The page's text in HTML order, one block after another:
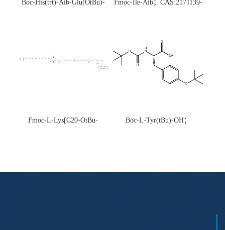
Boc-His(trt)-Aib-Glu(OtBu)-
Fmoc-Ile-Aib；CAS:2171139-
Fmoc-L-Lys[C20-OtBu-
Boc-L-Tyr(tBu)-OH；